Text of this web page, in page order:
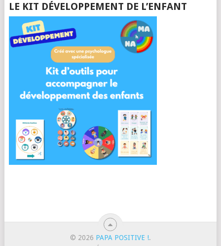
LE KIT DÉVELOPPEMENT DE L’ENFANT
© 2026 PAPA POSITIVE !.